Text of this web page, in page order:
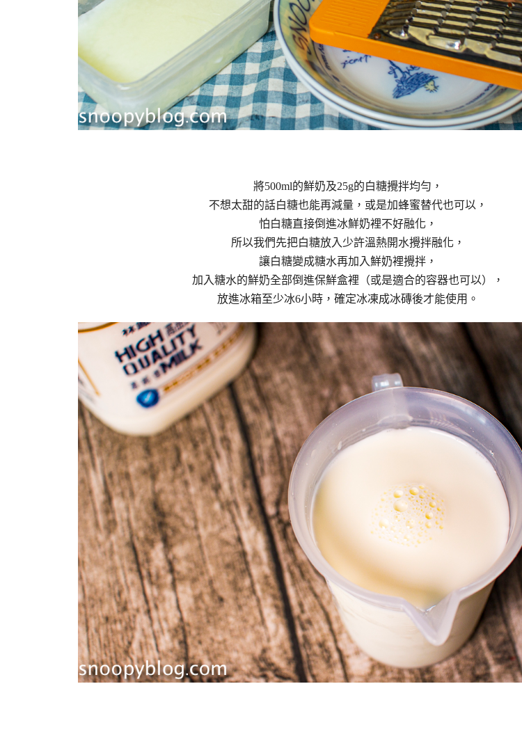
將500ml的鮮奶及25g的白糖攪拌均勻，
不想太甜的話白糖也能再減量，或是加蜂蜜替代也可以，
怕白糖直接倒進冰鮮奶裡不好融化，
所以我們先把白糖放入少許溫熱開水攪拌融化，
讓白糖變成糖水再加入鮮奶裡攪拌，
加入糖水的鮮奶全部倒進保鮮盒裡（或是適合的容器也可以），
放進冰箱至少冰6小時，確定冰凍成冰磚後才能使用。